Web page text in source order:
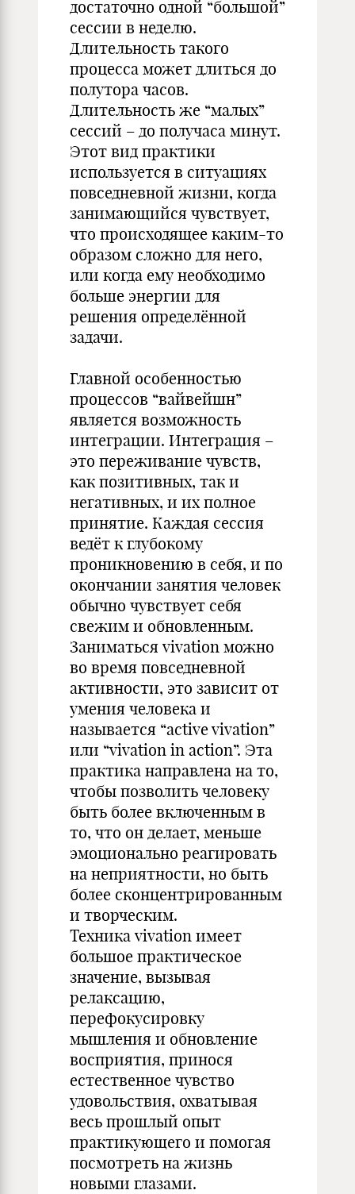
достаточно одной “большой”
сессии в неделю.
Длительность такого
процесса может длиться до
полутора часов.
Длительность же “малых”
сессий – до получаса минут.
Этот вид практики
используется в ситуациях
повседневной жизни, когда
занимающийся чувствует,
что происходящее каким-то
образом сложно для него,
или когда ему необходимо
больше энергии для
решения определённой
задачи.
Главной особенностью
процессов “вайвейшн”
является возможность
интеграции. Интеграция –
это переживание чувств,
как позитивных, так и
негативных, и их полное
принятие. Каждая сессия
ведёт к глубокому
проникновению в себя, и по
окончании занятия человек
обычно чувствует себя
свежим и обновленным.
Заниматься vivation можно
во время повседневной
активности, это зависит от
умения человека и
называется “active vivation”
или “vivation in action”. Эта
практика направлена на то,
чтобы позволить человеку
быть более включенным в
то, что он делает, меньше
эмоционально реагировать
на неприятности, но быть
более сконцентрированным
и творческим.
Техника vivation имеет
большое практическое
значение, вызывая
релаксацию,
перефокусировку
мышления и обновление
восприятия, принося
естественное чувство
удовольствия, охватывая
весь прошлый опыт
практикующего и помогая
посмотреть на жизнь
новыми глазами.